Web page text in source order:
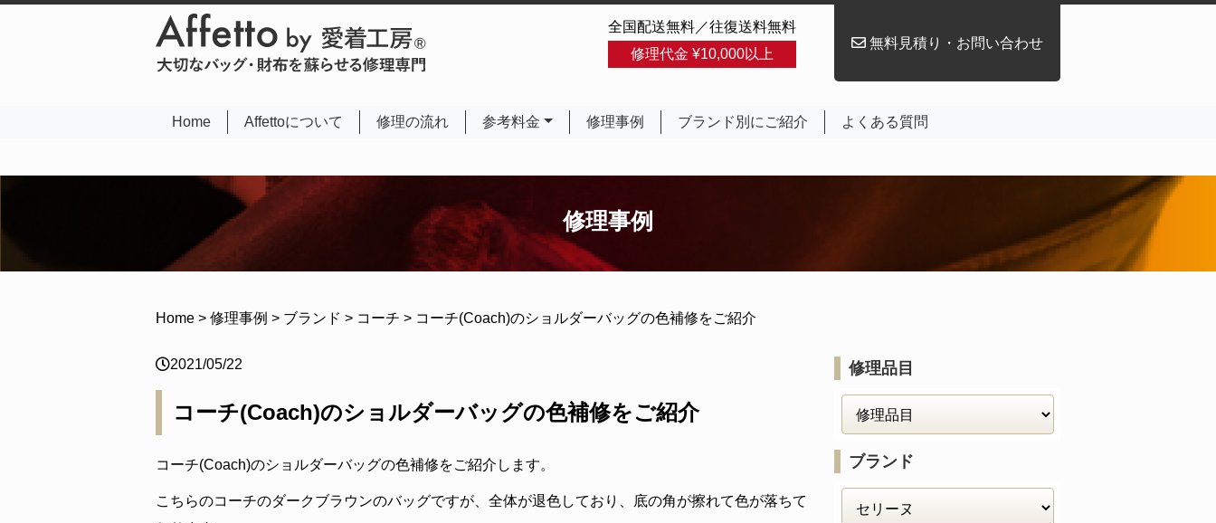
全国配送無料／往復送料無料
修理代金 ¥10,000以上
無料見積り・お問い合わせ
Home(current)Affettoについて 修理の流れ 参考料金 修理事例 ブランド別にご紹介 よくある質問
修理事例
Home > 修理事例 > ブランド > コーチ > コーチ(Coach)のショルダーバッグの色補修をご紹介
2021/05/22
コーチ(Coach)のショルダーバッグの色補修をご紹介
コーチ(Coach)のショルダーバッグの色補修をご紹介します。
こちらのコーチのダークブラウンのバッグですが、全体が退色しており、底の角が擦れて色が落ちて
修理品目
ブランド